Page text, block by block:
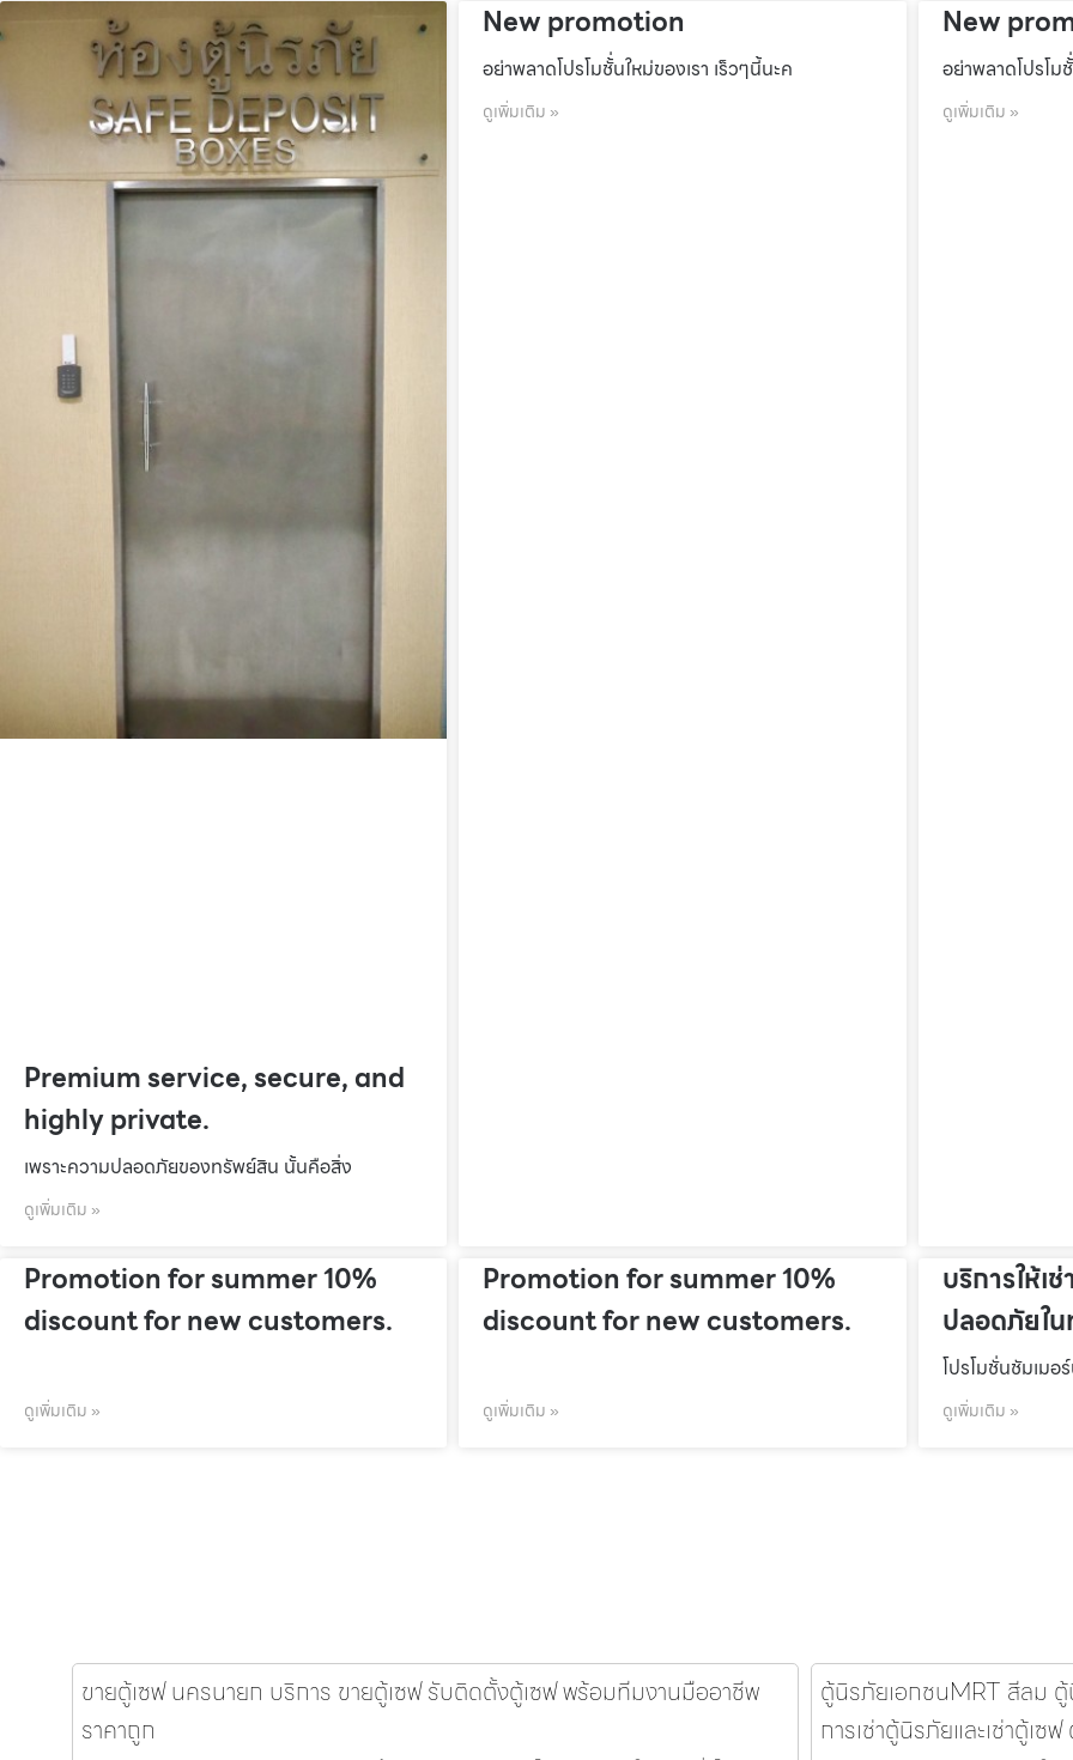
Premium service, secure, and
highly private.
เพราะความปลอดภัยของทรัพย์สิน นั้นคือสิ่ง
ดูเพิ่มเติม »
New promotion
อย่าพลาดโปรโมชั้่นใหม่ของเรา เร็วๆนี้นะค
ดูเพิ่มเติม »
New
อย่าพลาดโปรโม
ดูเพิ่มเติม »
Promotion for summer 10%
discount for new customers.
ดูเพิ่มเติม »
Promotion for summer 10%
discount for new customers.
ดูเพิ่มเติม »
บริการให้เ
ปลอดภัยใ
โปรโมชั่นชัมเมอ
ดูเพิ่มเติม »
ขายตู้เซฟ นครนายก บริการ ขายตู้เซฟ รับติดตั้งตู้เซฟ พร้อมทีมงานมืออาชีพ
ราคาถูก
ตู้นิรภัยเอกชนMRT สีลม ตู้
การเช่าตู้นิรภัยและเช่าตู้เซ